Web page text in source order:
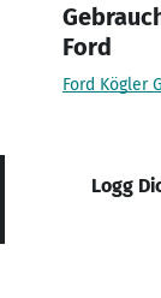
Ford
Ford Kögler
Logg